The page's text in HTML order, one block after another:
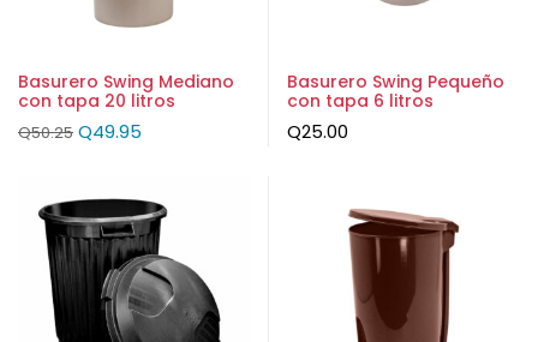
Basurero Swing Mediano
con tapa 20 litros
Q50.25 Q49.95
Basurero Swing Pequeño
con tapa 6 litros
Q25.00